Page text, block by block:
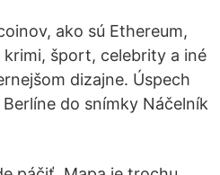
ako sú Ethereum,
šport, celebrity a iné
dizajne. Úspech
do snímky Náčelník